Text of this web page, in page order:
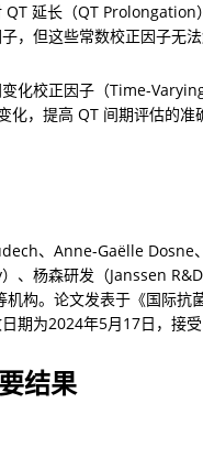
QT 延长（QT
，但这些常数校正因子无
化校正因子（Time-
化，提高 QT 间期评估的
、Anne-Gaëlle Dosne
、杨森研发（Janssen
构。论文发表于《国际
为2024年5月17日，接受
结果